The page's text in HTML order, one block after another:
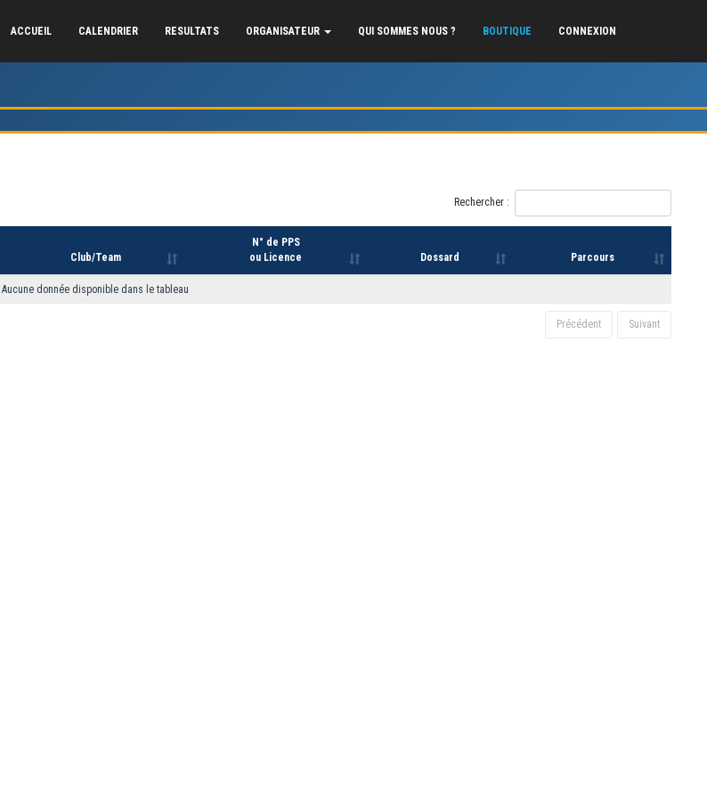
ACCUEIL CALENDRIER RESULTATS ORGANISATEUR QUI SOMMES NOUS ? BOUTIQUE CONNEXION
Rechercher :
Club/Team
N° de PPS
ou Licence
Dossard Parcours
Aucune donnée disponible dans le tableau
Précédent Suivant